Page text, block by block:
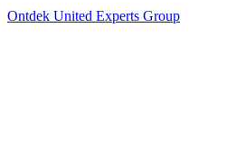
Ontdek United Experts Group